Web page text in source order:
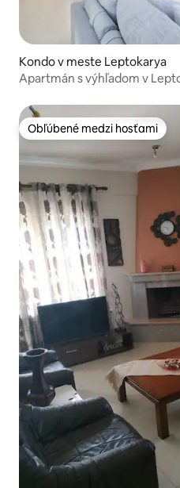
Kondo v meste Leptokarya
Apartmán s výhľadom v
Obľúbené medzi hosťami
Obľúbené medzi hosťami